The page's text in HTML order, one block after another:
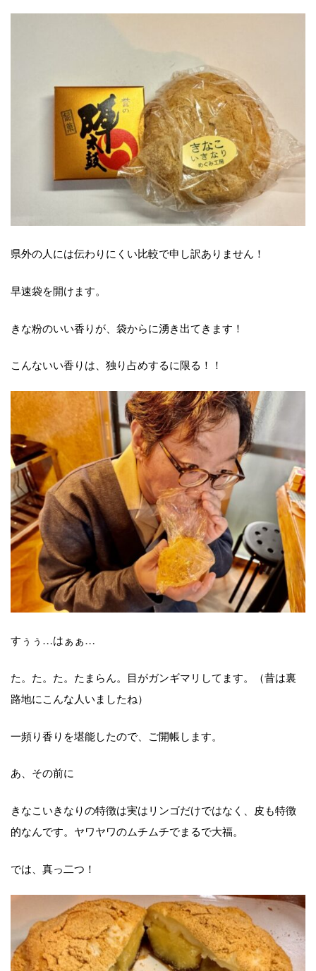
県外の人には伝わりにくい比較で申し訳ありません！
早速袋を開けます。
きな粉のいい香りが、袋からに湧き出てきます！
こんないい香りは、独り占めするに限る！！
すぅぅ…はぁぁ…
た。た。た。たまらん。目がガンギマリしてます。（昔は裏
路地にこんな人いましたね）
一頻り香りを堪能したので、ご開帳します。
あ、その前に
きなこいきなりの特徴は実はリンゴだけではなく、皮も特徴
的なんです。ヤワヤワのムチムチでまるで大福。
では、真っ二つ！